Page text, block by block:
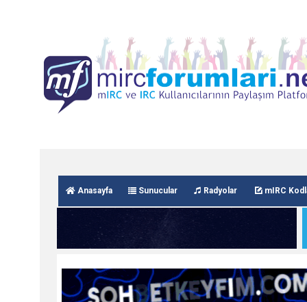
Anasayfa Sunucular Radyolar mIRC